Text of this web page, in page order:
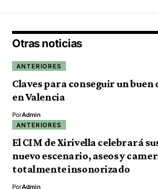
Otras noticias
ANTERIORES
Claves para conseguir un buen
en Valencia
PorAdmin
ANTERIORES
El CIM de Xirivella celebrará
nuevo escenario, aseos y
totalmente insonorizado
PorAdmin